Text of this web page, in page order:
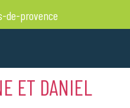
ET DANIEL